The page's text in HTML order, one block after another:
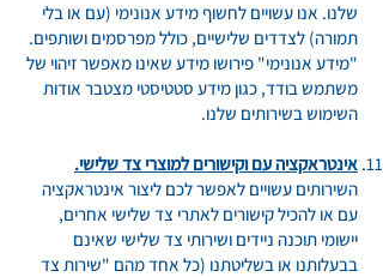
שלנו. אנו עשויים לחשוף מידע אנונימי (עם או בלי
תמורה) לצדדים שלישיים, כולל מפרסמים ושותפים.
"מידע אנונימי" פירושו מידע שאינו מאפשר זיהוי של
משתמש בודד, כגון מידע סטטיסטי מצטבר אודות
השימוש בשירותים שלנו.
אינטראקציה עם וקישורים למוצרי צד שלישי.
השירותים עשויים לאפשר לכם ליצור אינטראקציה
עם או להכיל קישורים לאתרי צד שלישי אחרים,
יישומי תוכנה ניידים ושירותי צד שלישי שאינם
בבעלותנו או בשליטתנו (כל אחד מהם "שירות צד